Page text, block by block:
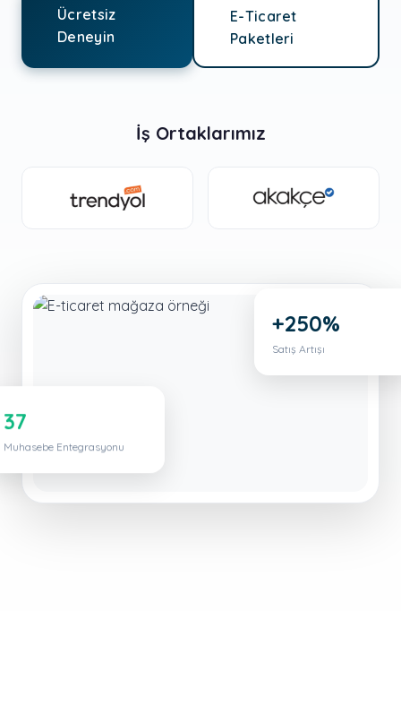
Ücretsiz
Deneyin
E-Ticaret
Paketleri
İş Ortaklarımız
+250%
37
Muhasebe Entegrasyonu